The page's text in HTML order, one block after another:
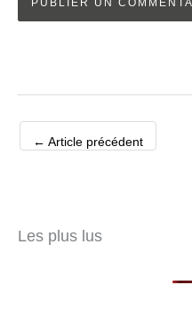
← Article précédent
Les plus lus